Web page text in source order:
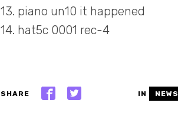
13. piano un10 it happened
14. hat5c 0001 rec-4
SHARE IN NEWS